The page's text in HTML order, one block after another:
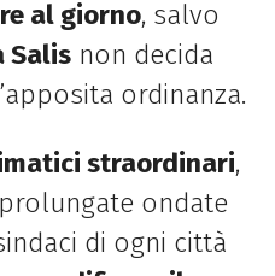
al giorno, salvo
Salisnon decida
ordinanza.
straordinari,
ondate
di ogni città